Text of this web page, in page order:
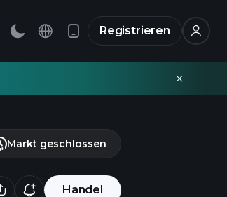
Registrieren
Handel
Markt geschlossen